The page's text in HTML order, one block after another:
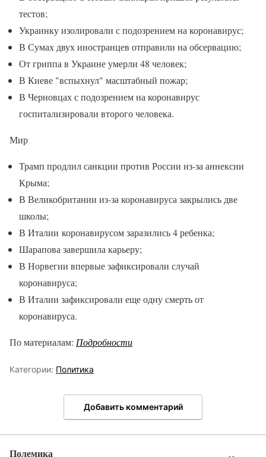
тестов;
Украинку изолировали с подозрением на коронавирус;
В Сумах двух иностранцев отправили на обсервацию;
От гриппа в Украине умерли 48 человек;
В Киеве "вспыхнул" масштабный пожар;
В Черновцах с подозрением на коронавирус
госпитализировали второго человека.
Мир
Трамп продлил санкции против России из-за аннексии
Крыма;
В Великобритании из-за коронавируса закрылись две
школы;
В Италии коронавирусом заразились 4 ребенка;
Шарапова завершила карьеру;
В Норвегии впервые зафиксировали случай
коронавируса;
В Италии зафиксировали еще одну смерть от
коронавируса.
По материалам: Подробности
Категории: Политика
Добавить комментарий
Полемика